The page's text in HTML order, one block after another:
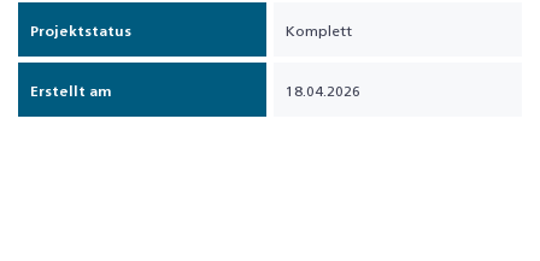
Projektstatus Komplett
Erstellt am 18.04.2026